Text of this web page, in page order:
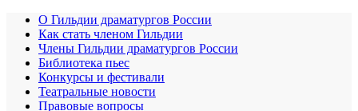
О Гильдии драматургов России
Как стать членом Гильдии
Члены Гильдии драматургов России
Библиотека пьес
Конкурсы и фестивали
Театральные новости
Правовые вопросы